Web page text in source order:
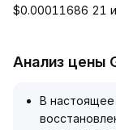
$0.00011686 21
Анализ цены
В настоящее